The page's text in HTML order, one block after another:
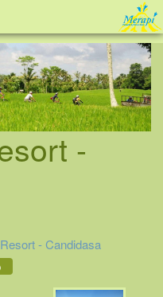
Tel: 088 - 81 11 999
-
- Candidasa